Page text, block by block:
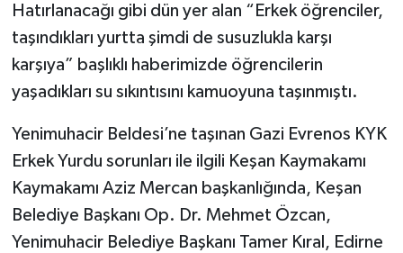
Hatırlanacağı gibi dün yer alan “Erkek öğrenciler,
taşındıkları yurtta şimdi de susuzlukla karşı
karşıya” başlıklı haberimizde öğrencilerin
yaşadıkları su sıkıntısını kamuoyuna taşınmıştı.
Yenimuhacir Beldesi’ne taşınan Gazi Evrenos KYK
Erkek Yurdu sorunları ile ilgili Keşan Kaymakamı
Kaymakamı Aziz Mercan başkanlığında, Keşan
Belediye Başkanı Op. Dr. Mehmet Özcan,
Yenimuhacir Belediye Başkanı Tamer Kıral, Edirne